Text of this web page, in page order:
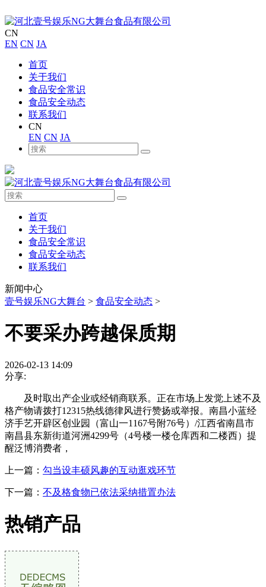
CN
EN CN JA
首页
关于我们
食品安全常识
食品安全动态
联系我们
CN
EN CN JA
首页
关于我们
食品安全常识
食品安全动态
联系我们
新闻中心
壹号娱乐NG大舞台 > 食品安全动态 >
不要采办跨越保质期
2026-02-13 14:09
分享:
及时取出产企业或经销商联系。正在市场上发觉上述不及
格产物请拨打12315热线德律风进行赞扬或举报。南昌小蓝经
济手艺开辟区创业园（富山一1167号附76号）/江西省南昌市
南昌县东新街道河洲4299号（4号楼一楼仓库西和二楼西）提
醒泛博消费者，
上一篇： 勾当设丰硕风趣的互动逛戏环节
下一篇： 不及格食物已依法采纳措置办法
热销产品